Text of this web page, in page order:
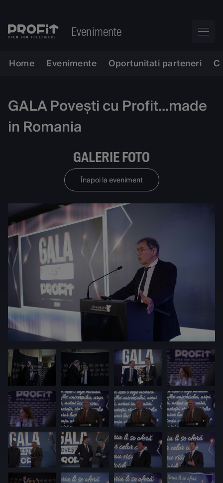
Evenimente
Home Evenimente Oportunitati parteneri
GALA Povești cu Profit...made
in Romania
GALERIE FOTO
Înapoi la eveniment